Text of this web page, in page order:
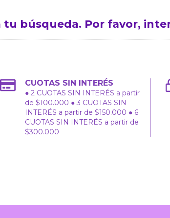
tu búsqueda. Por favor,
CUOTAS SIN INTERÉS
● 2 CUOTAS SIN INTERÉS a partir
de $100.000 ● 3 CUOTAS SIN
INTERÉS a partir de $150.000 ● 6
CUOTAS SIN INTERÉS a partir de
$300.000